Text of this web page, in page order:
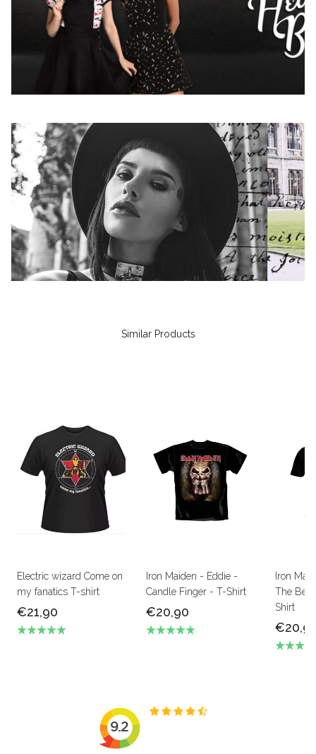
Similar Products
Electric wizard Come on
my fanatics T-shirt
€21,90
Iron Maiden - Eddie -
Candle Finger - T-Shirt
€20,90
Iron
The
Shirt